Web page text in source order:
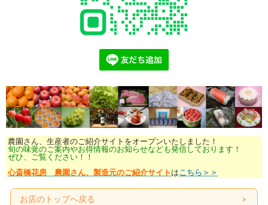
農園さん、生産者のご紹介サイトをオープンいたしました！
旬の味覚のご案内やお得情報のお知らせなども発信しております！
ぜひ、ご覧ください！！
心斎橋花房 農園さん、製造元のご紹介サイト はこちら＞＞
お店のトップへ戻る